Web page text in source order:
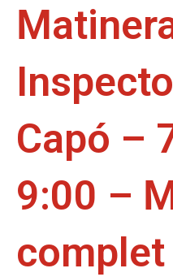
Capó –
9:00 –
complet